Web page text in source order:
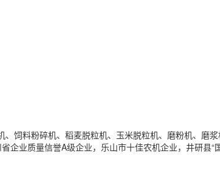
饲料粉碎机、稻麦脱粒机、玉米脱粒机、磨粉机、磨
业质量信誉A级企业，乐山市十佳农机企业，井研县